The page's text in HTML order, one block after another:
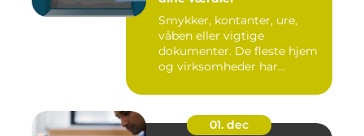
Smykker, kontanter, ure,
våben eller vigtige
dokumenter. De fleste hjem
og virksomheder har
01. dec